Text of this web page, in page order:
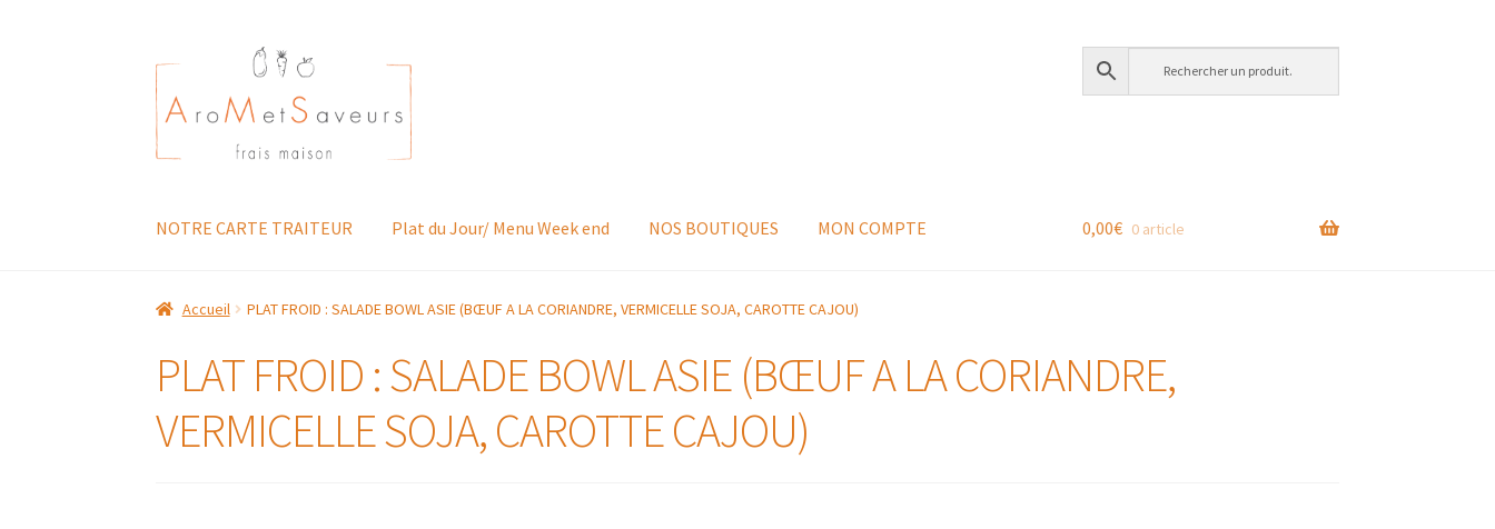
Aller
à
la
navigation
Aller
au
contenu
NOTRE CARTE TRAITEUR Plat du Jour/ Menu Week end NOS BOUTIQUES MON COMPTE 0,00€ 0 article
Accueil PLAT FROID : SALADE BOWL ASIE (BŒUF A LA CORIANDRE, VERMICELLE SOJA, CAROTTE CAJOU)
PLAT FROID : SALADE BOWL ASIE (BŒUF A LA CORIANDRE,
VERMICELLE SOJA, CAROTTE CAJOU)